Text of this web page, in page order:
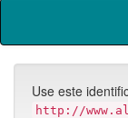
Skip
Use este
http://